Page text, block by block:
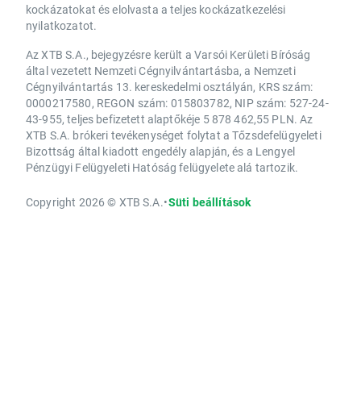
kockázatokat és elolvasta a teljes kockázatkezelési
nyilatkozatot.
Az XTB S.A., bejegyzésre került a Varsói Kerületi Bíróság
által vezetett Nemzeti Cégnyilvántartásba, a Nemzeti
Cégnyilvántartás 13. kereskedelmi osztályán, KRS szám:
0000217580, REGON szám: 015803782, NIP szám: 527-24-
43-955, teljes befizetett alaptőkéje 5 878 462,55 PLN. Az
XTB S.A. brókeri tevékenységet folytat a Tőzsdefelügyeleti
Bizottság által kiadott engedély alapján, és a Lengyel
Pénzügyi Felügyeleti Hatóság felügyelete alá tartozik.
Copyright 2026 © XTB S.A.•Süti beállítások